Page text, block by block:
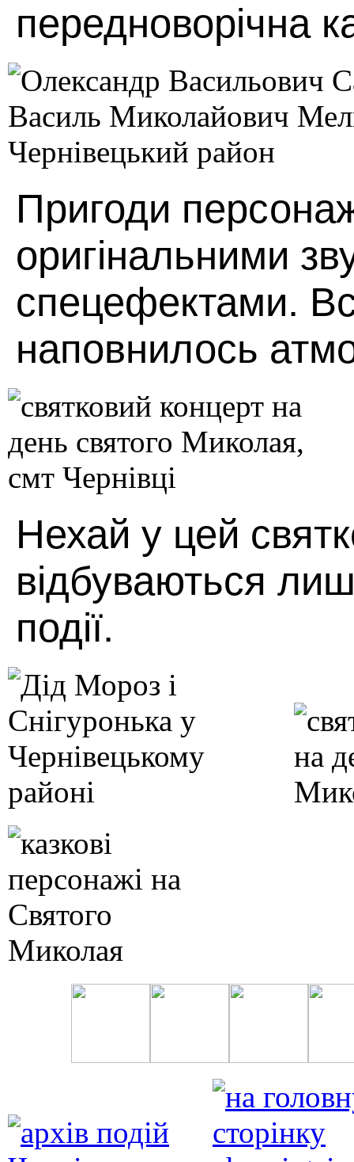
передноворічна
Пригоди
оригінальними
спецефектами.
наповнилось
Нехай у цей
відбуваються
події.